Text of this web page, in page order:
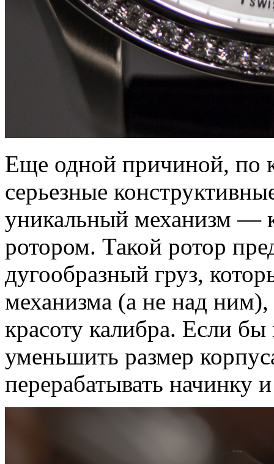
Еще одной причиной, по
серьезные
уникальный механизм —
ротором. Такой ротор
дугообразный груз,
механизма (а не над
красоту калибра. Если
уменьшить размер
перерабатывать начинку